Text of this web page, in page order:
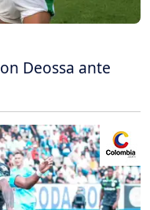
Deossa ante